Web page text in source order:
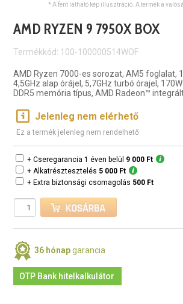
* A fent látható kép illusztráció. A termék a
AMD RYZEN 9 7950X BOX
Termékkód: 100-100000514WOF
AMD Ryzen 7000-es sorozat, AM5 foglalat,
4,5GHz alap órájel, 5,7GHz turbó órajel,
DDR5 memória típus, AMD Radeon™
Jelenleg nem elérhető
Ez a termék jelenleg nem rendelhető
+ Cseregarancia 1 éven belül 9 000 Ft
+ Alkatrésztesztelés 5 000 Ft
+ Extra biztonsági csomagolás 500 Ft
36 hónapgarancia
OTP Bank hitelkalkulátor